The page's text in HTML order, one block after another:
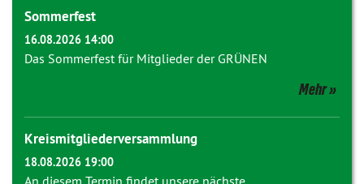
Sommerfest
16.08.2026 14:00
Das Sommerfest für Mitglieder der GRÜNEN
Mehr
Kreismitgliederversammlung
18.08.2026 19:00
An diesem Termin findet unsere nächste